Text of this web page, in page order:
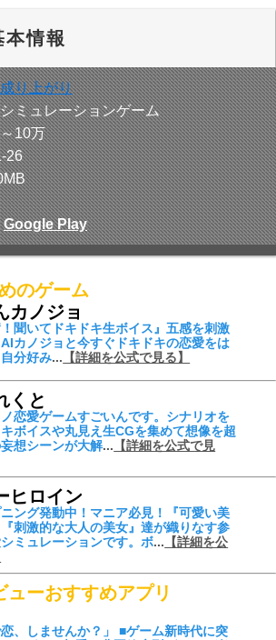
情報
成り上がり
ミュレーションゲーム
10万
26
Google Play
のゲーム
カノジョ
！聞いてドキドキ生ボイス』五感を刺激
AIカノジョ と今すぐドキドキの恋愛をは
分好み... 【詳細を公式で見る】
くと
ノ恋愛ゲームすごいんです。シナリオを
ボイスや丸見え生CGを集めて想像を超
想シーンが大解... 【詳細を公式で見
ヒロイン
ング発動中！ マニア必見！『可愛い美
刺激的な大人の美女』達が織りなす参
ミュレーションです。ボ... 【詳細を公
ーおすすめアプリ
恋、しませんか？」 ■ゲーム新時代に突